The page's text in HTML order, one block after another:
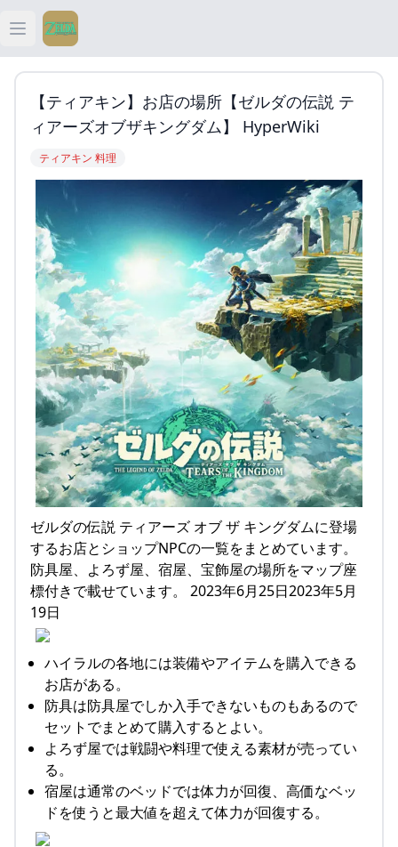
Open main menu
ティアキン
ティアキン 祠
ティアキン 攻略
【ティアキン】お店の場所【ゼルダの伝説 テ
ィアーズオブザキングダム】 HyperWiki
ティアキン 料理
ゼルダの伝説 ティアーズ オブ ザ キングダムに登場
するお店とショップNPCの一覧をまとめています。
防具屋、よろず屋、宿屋、宝飾屋の場所をマップ座
標付きで載せています。 2023年6月25日2023年5月
19日
ハイラルの各地には装備やアイテムを購入できる
お店がある。
防具は防具屋でしか入手できないものもあるので
セットでまとめて購入するとよい。
よろず屋では戦闘や料理で使える素材が売ってい
る。
宿屋は通常のベッドでは体力が回復、高価なベッ
ドを使うと最大値を超えて体力が回復する。